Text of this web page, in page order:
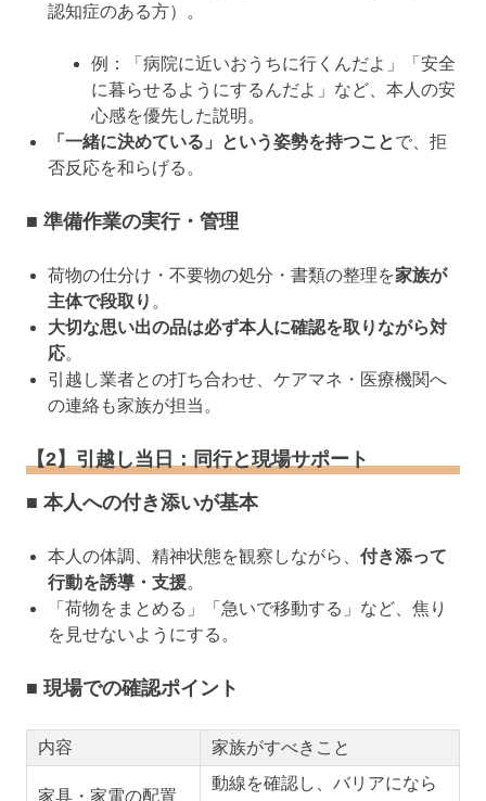
認知症のある方）。
例：「病院に近いおうちに行くんだよ」「安全
に暮らせるようにするんだよ」など、本人の安
心感を優先した説明。
「一緒に決めている」という姿勢を持つことで、拒
否反応を和らげる。
■ 準備作業の実行・管理
荷物の仕分け・不要物の処分・書類の整理を家族が
主体で段取り 。
大切な思い出の品は必ず本人に確認を取りながら対
応。
引越し業者との打ち合わせ、ケアマネ・医療機関へ
の連絡も家族が担当。
【2】引越し当日：同行と現場サポート
■ 本人への付き添いが基本
本人の体調、精神状態を観察しながら、 付き添って
行動を誘導・支援。
「荷物をまとめる」「急いで移動する」など、焦り
を見せないようにする。
■ 現場での確認ポイント
内容 家族がすべきこと
家具・家電の配置
動線を確認し、バリアになら